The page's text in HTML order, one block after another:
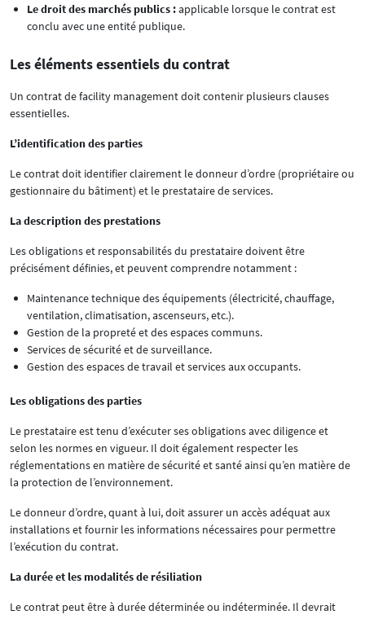
Le droit des marchés publics :applicable lorsque le contrat est
conclu avec une entité publique.
Les éléments essentiels du contrat
Un contrat de facility management doit contenir plusieurs clauses
essentielles.
L’identification des parties
Le contrat doit identifier clairement le donneur d’ordre (propriétaire ou
gestionnaire du bâtiment) et le prestataire de services.
La description des prestations
Les obligations et responsabilités du prestataire doivent être
précisément définies, et peuvent comprendre notamment :
Maintenance technique des équipements (électricité, chauffage,
ventilation, climatisation, ascenseurs, etc.).
Gestion de la propreté et des espaces communs.
Services de sécurité et de surveillance.
Gestion des espaces de travail et services aux occupants.
Les obligations des parties
Le prestataire est tenu d’exécuter ses obligations avec diligence et
selon les normes en vigueur. Il doit également respecter les
réglementations en matière de sécurité et santé ainsi qu’en matière de
la protection de l’environnement.
Le donneur d’ordre, quant à lui, doit assurer un accès adéquat aux
installations et fournir les informations nécessaires pour permettre
l’exécution du contrat.
La durée et les modalités de résiliation
Le contrat peut être à durée déterminée ou indéterminée. Il devrait